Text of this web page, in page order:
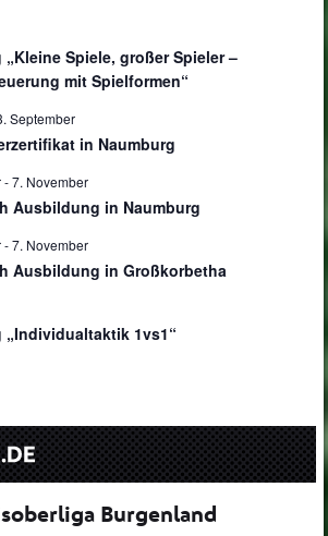
Spiele, großer Spieler –
mit Spielformen“
September
in Naumburg
-7. November
Ausbildung in Naumburg
-7. November
Ausbildung in Großkorbetha
1vs1“